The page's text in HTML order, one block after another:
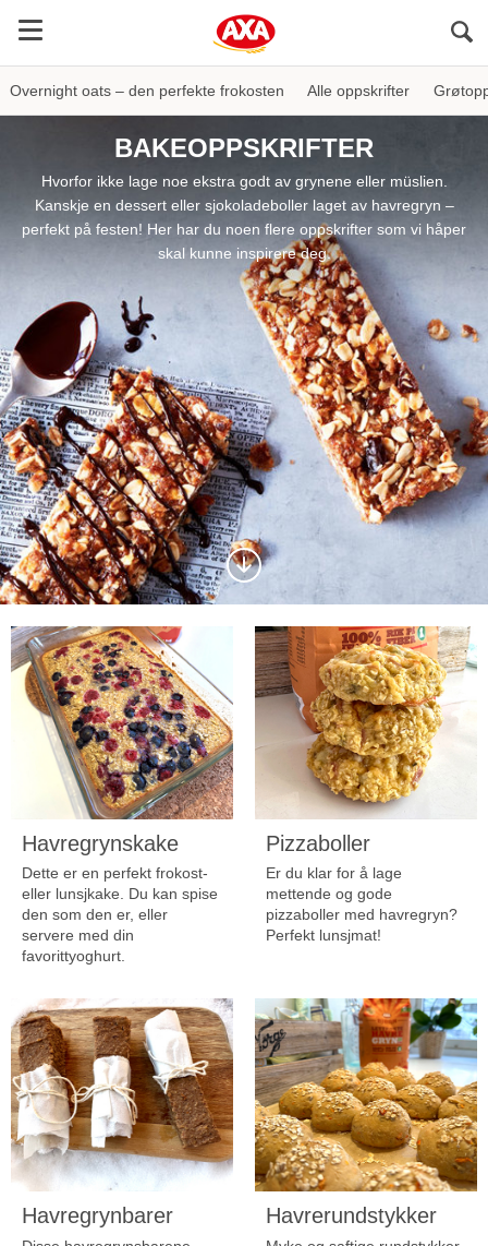
Overnight oats – den perfekte frokosten Alle oppskrifter
BAKEOPPSKRIFTER
Hvorfor ikke lage noe ekstra godt av grynene eller müslien.
Kanskje en desserteller sjokoladeboller laget av havregryn –
perfekt på festen! Her har du noen flere oppskrifter som vi håper
skal kunne inspirere deg.
Scrolla
ned
till
nästa
sektion
Havregrynskake
Dette er en perfekt frokost-
eller lunsjkake. Du kan spise
den som den er, eller
servere med din
favorittyoghurt.
Pizzaboller
Er du klar for å lage
mettende og gode
pizzaboller med havregryn?
Perfekt lunsjmat!
Havregrynbarer Havrerundstykker